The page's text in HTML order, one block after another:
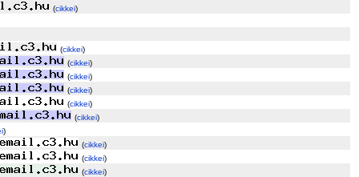
(cikkei)
(cikkei)
(cikkei)
(cikkei)
(cikkei)
(cikkei)
(cikkei)
)
(cikkei)
(cikkei)
(cikkei)